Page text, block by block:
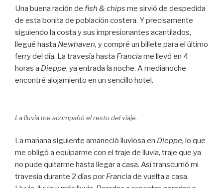
Una buena ración de fish & chips me sirvió de despedida
de esta bonita de población costera. Y precisamente
siguiendo la costa y sus impresionantes acantilados,
llegué hasta Newhaven, y compré un billete para el último
ferry del día. La travesía hasta Franciame llevó en 4
horas a Dieppe, ya entrada la noche. A medianoche
encontré alojamiento en un sencillo hotel.
La lluvia me acompañó el resto del viaje.
La mañana siguiente amaneció lluviosa en Dieppe, lo que
me obligó a equiparme con el traje de lluvia, traje que ya
no pude quitarme hasta llegar a casa. Así transcurrió mi
travesía durante 2 días por Franciade vuelta a casa.